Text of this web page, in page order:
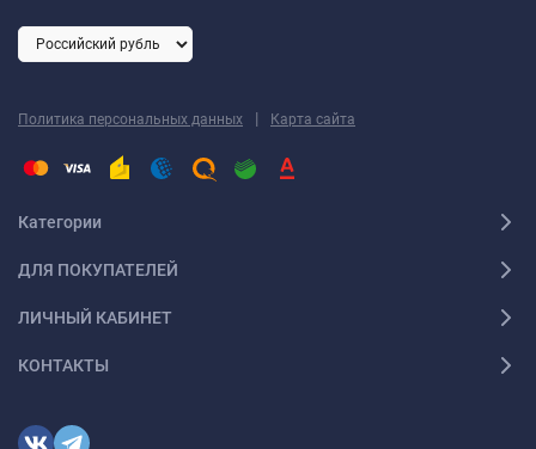
Политика персональных данных | Карта сайта
Категории
ДЛЯ ПОКУПАТЕЛЕЙ
ЛИЧНЫЙ КАБИНЕТ
КОНТАКТЫ